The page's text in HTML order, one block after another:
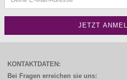
KONTAKTDATEN:
Bei Fragen erreichen sie uns: